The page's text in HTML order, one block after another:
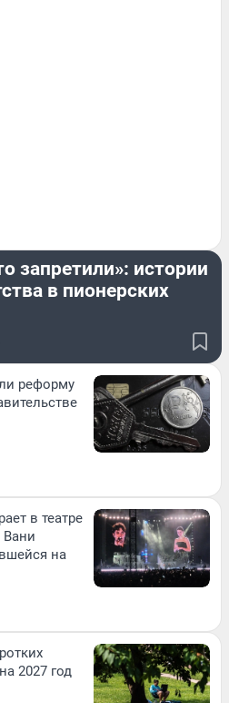
запретили»: истории
в пионерских
реформу
в театре
Вани
на
2027 год